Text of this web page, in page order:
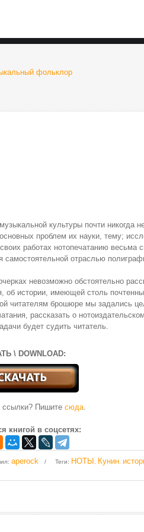
фольклор
культуры почти никогда
проблем их науки, тему;
работах нотопечатанию весьма
самостоятельной отраслью
невозможно обстоятельно
об истории, имеющей столь
читателям брошюре мы задались
рассказать о
будет судить читатель.
\ DOWNLOAD:
ссылки? Пишите сюда.
книгой в соцсетях:
: aperock Теги: НОТЫ Кунин